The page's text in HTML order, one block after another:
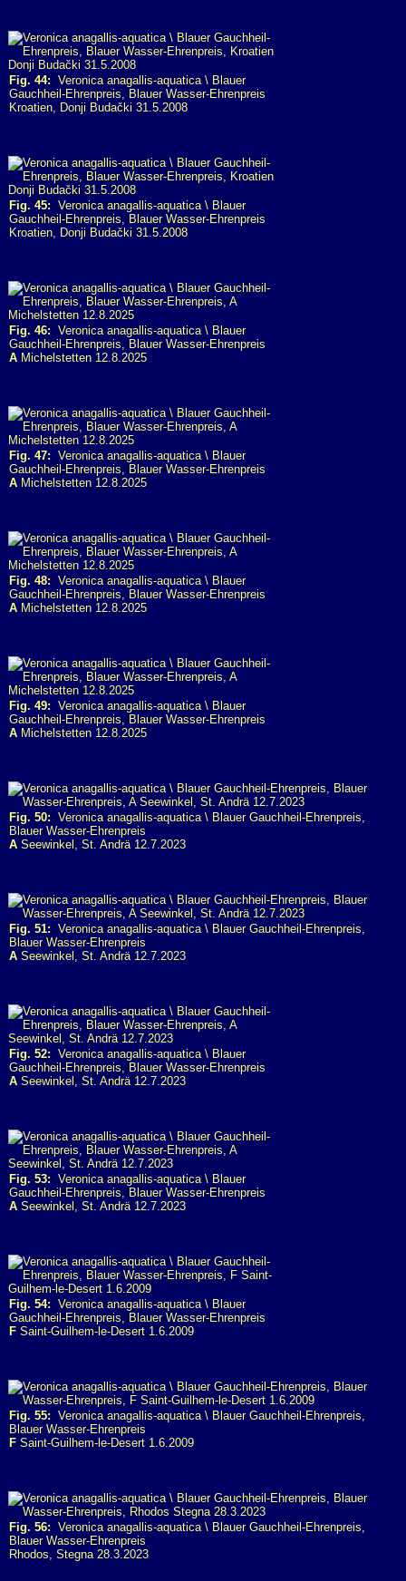
Fig. 44: Veronica anagallis-aquatica \ Blauer
Gauchheil-Ehrenpreis, Blauer Wasser-Ehrenpreis
Kroatien, Donji Budački 31.5.2008
Fig. 45: Veronica anagallis-aquatica \ Blauer
Gauchheil-Ehrenpreis, Blauer Wasser-Ehrenpreis
Kroatien, Donji Budački 31.5.2008
Fig. 46: Veronica anagallis-aquatica \ Blauer
Gauchheil-Ehrenpreis, Blauer Wasser-Ehrenpreis
A Michelstetten 12.8.2025
Fig. 47: Veronica anagallis-aquatica \ Blauer
Gauchheil-Ehrenpreis, Blauer Wasser-Ehrenpreis
A Michelstetten 12.8.2025
Fig. 48: Veronica anagallis-aquatica \ Blauer
Gauchheil-Ehrenpreis, Blauer Wasser-Ehrenpreis
A Michelstetten 12.8.2025
Fig. 49: Veronica anagallis-aquatica \ Blauer
Gauchheil-Ehrenpreis, Blauer Wasser-Ehrenpreis
A Michelstetten 12.8.2025
Fig. 50: Veronica anagallis-aquatica \ Blauer Gauchheil-Ehrenpreis,
Blauer Wasser-Ehrenpreis
A Seewinkel, St. Andrä 12.7.2023
Fig. 51: Veronica anagallis-aquatica \ Blauer Gauchheil-Ehrenpreis,
Blauer Wasser-Ehrenpreis
A Seewinkel, St. Andrä 12.7.2023
Fig. 52: Veronica anagallis-aquatica \ Blauer
Gauchheil-Ehrenpreis, Blauer Wasser-Ehrenpreis
A Seewinkel, St. Andrä 12.7.2023
Fig. 53: Veronica anagallis-aquatica \ Blauer
Gauchheil-Ehrenpreis, Blauer Wasser-Ehrenpreis
A Seewinkel, St. Andrä 12.7.2023
Fig. 54: Veronica anagallis-aquatica \ Blauer
Gauchheil-Ehrenpreis, Blauer Wasser-Ehrenpreis
F Saint-Guilhem-le-Desert 1.6.2009
Fig. 55: Veronica anagallis-aquatica \ Blauer Gauchheil-Ehrenpreis,
Blauer Wasser-Ehrenpreis
F Saint-Guilhem-le-Desert 1.6.2009
Fig. 56: Veronica anagallis-aquatica \ Blauer Gauchheil-Ehrenpreis,
Blauer Wasser-Ehrenpreis
Rhodos, Stegna 28.3.2023